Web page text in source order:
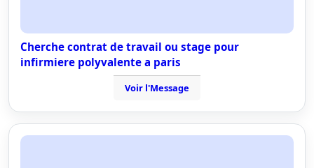
Cherche contrat de travail ou stage pour
infirmiere polyvalente a paris
Voir l'Message